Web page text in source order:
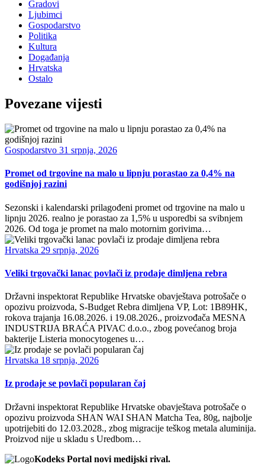
Gradovi
Ljubimci
Gospodarstvo
Politika
Kultura
Događanja
Hrvatska
Ostalo
Povezane vijesti
Gospodarstvo 31 srpnja, 2026
Promet od trgovine na malo u lipnju porastao za 0,4% na
godišnjoj razini
Sezonski i kalendarski prilagođeni promet od trgovine na malo u
lipnju 2026. realno je porastao za 1,5% u usporedbi sa svibnjem
2026. Od toga je promet na malo motornim gorivima…
Hrvatska 29 srpnja, 2026
Veliki trgovački lanac povlači iz prodaje dimljena rebra
Državni inspektorat Republike Hrvatske obavještava potrošače o
opozivu proizvoda, S-Budget Rebra dimljena VP, Lot: 1B89HK,
rokova trajanja 16.08.2026. i 19.08.2026., proizvođača MESNA
INDUSTRIJA BRAĆA PIVAC d.o.o., zbog povećanog broja
bakterije Listeria monocytogenes u…
Hrvatska 18 srpnja, 2026
Iz prodaje se povlači popularan čaj
Državni inspektorat Republike Hrvatske obavještava potrošače o
opozivu proizvoda SHAN WAI SHAN Matcha Tea, 80g, najbolje
upotrijebiti do 12.03.2028., zbog migracije teškog metala aluminija.
Proizvod nije u skladu s Uredbom…
Kodeks Portal novi medijski rival.